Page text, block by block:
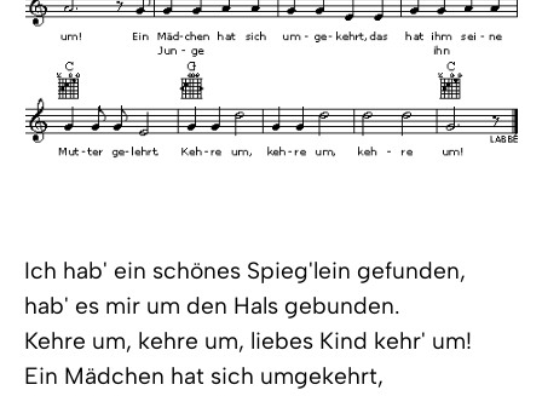
Ich hab' ein schönes Spieg'lein gefunden,
hab' es mir um den Hals gebunden.
Kehre um, kehre um, liebes Kind kehr' um!
Ein Mädchen hat sich umgekehrt,